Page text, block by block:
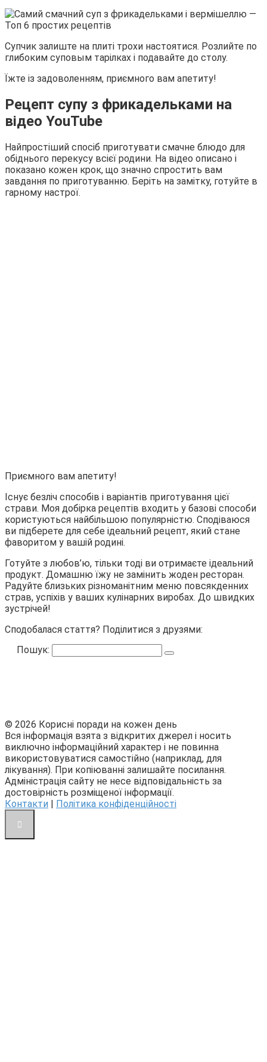
Супчик залиште на плиті трохи настоятися. Розлийте по
глибоким суповым тарілках і подавайте до столу.
Їжте із задоволенням, приємного вам апетиту!
Рецепт супу з фрикадельками на
відео YouTube
Найпростіший спосіб приготувати смачне блюдо для
обіднього перекусу всієї родини. На відео описано і
показано кожен крок, що значно спростить вам
завдання по приготуванню. Беріть на замітку, готуйте в
гарному настрої.
Приємного вам апетиту!
Існує безліч способів і варіантів приготування цієї
страви. Моя добірка рецептів входить у базові способи
користуються найбільшою популярністю. Сподіваюся
ви підберете для себе ідеальний рецепт, який стане
фаворитом у вашій родині.
Готуйте з любов’ю, тільки тоді ви отримаєте ідеальний
продукт. Домашню їжу не замінить жоден ресторан.
Радуйте близьких різноманітним меню повсякденних
страв, успіхів у ваших кулінарних виробах. До швидких
зустрічей!
Сподобалася стаття? Поділитися з друзями:
Пошук:
© 2026 Корисні поради на кожен день
Вся інформація взята з відкритих джерел і носить
виключно інформаційний характер і не повинна
використовуватися самостійно (наприклад, для
лікування). При копіюванні залишайте посилання.
Адміністрація сайту не несе відповідальність за
достовірність розміщеної інформації.
Контакти | Політика конфіденційності